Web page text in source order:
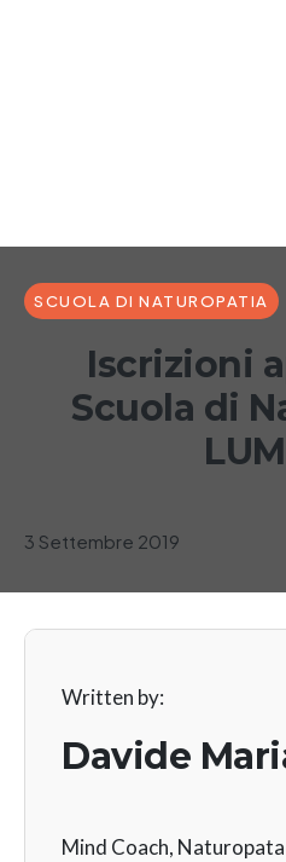
SCUOLA DI NATUROPATIA
Iscrizioni
Scuola di
3 Settembre 2019
Written by:
Davide
Mind Coach, Naturopata